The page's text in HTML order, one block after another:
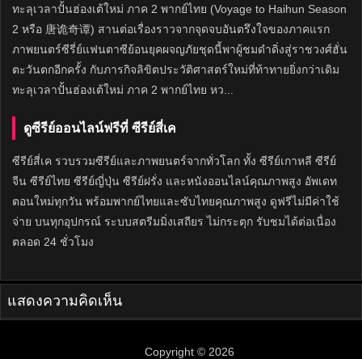
ทะลุเวลาปั้นฮ่องเต้ใหม่ ภาค 2 พากย์ไทย (Voyage to Haihun Season
2 หรือ 唐诡奇谭) สานต่อเรื่องราวจากจุดจบอันตรึงใจของภาคแรก
ภาพยนตร์ซีรี่ย์แฟนตาซีย้อนยุคผจญภัยชุดนี้พาผู้ชมดำดิ่งสู่ราชวงศ์ฮั่น
ตะวันตกอีกครั้ง กับภารกิจลิขิตประวัติศาสตร์ใหม่ที่ท้าทายยิ่งกว่าเดิม
ทะลุเวลาปั้นฮ่องเต้ใหม่ ภาค 2 พากย์ไทย หว...
ดูซีรีย์ออนไลน์ฟรีที่ ซีรีย์สี่เค
ซีรีย์สี่เค รวบรวมซีรีย์และภาพยนตร์จากทั่วโลก ทั้ง ซีรีย์เกาหลี ซีรีย์
จีน ซีรีย์ไทย ซีรีย์ญี่ปุ่น ซีรีย์ฝรั่ง และหนังออนไลน์คุณภาพสูง อัพเดท
ตอนใหม่ทุกวัน พร้อมพากย์ไทยและซับไทยคุณภาพสูง ดูฟรีไม่มีค่าใช้
จ่าย บนทุกอุปกรณ์ ระบบสตรีมมิ่งเสถียร ไม่กระตุก รับชมได้ต่อเนื่อง
ตลอด 24 ชั่วโมง
แสดงความคิดเห็น
Copyright © 2026